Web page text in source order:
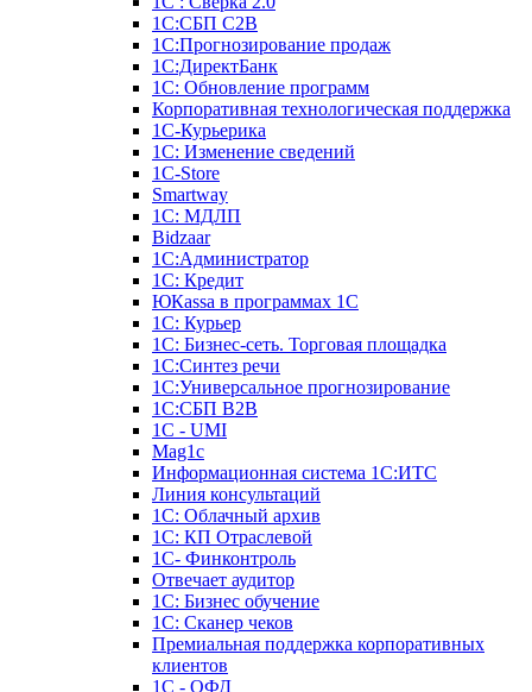
1С:СБП C2B
1С:Прогнозирование продаж
1С:ДиректБанк
1С: Обновление программ
Корпоративная технологическая поддержка
1С-Курьерика
1С: Изменение сведений
1C-Store
Smartway
1С: МДЛП
Bidzaar
1С:Администратор
1С: Кредит
ЮКаssа в программах 1С
1С: Курьер
1С: Бизнес-сеть. Торговая площадка
1С:Синтез речи
1С:Универсальное прогнозирование
1С:СБП B2B
1C - UMI
Mag1c
Информационная система 1С:ИТС
Линия консультаций
1С: Облачный архив
1С: КП Отраслевой
1С- Финконтроль
Отвечает аудитор
1С: Бизнес обучение
1С: Сканер чеков
Премиальная поддержка корпоративных
клиентов
1С - ОФД